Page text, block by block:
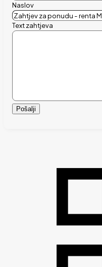
Naslov
Text zahtjeva